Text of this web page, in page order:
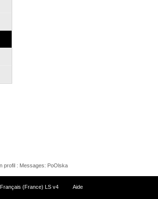
profil : Messages: PoOlska
Français (France) LS v4 Aide